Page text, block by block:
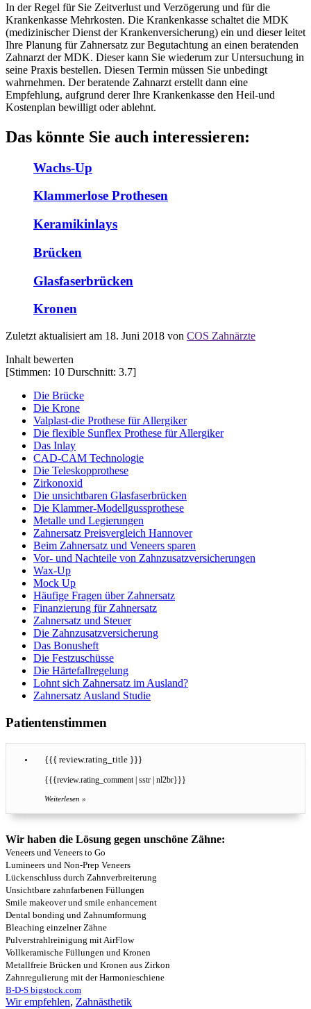
In der Regel für Sie Zeitverlust und Verzögerung und für die
Krankenkasse Mehrkosten. Die Krankenkasse schaltet die MDK
(medizinischer Dienst der Krankenversicherung) ein und dieser leitet
Ihre Planung für Zahnersatz zur Begutachtung an einen beratenden
Zahnarzt der MDK. Dieser kann Sie wiederum zur Untersuchung in
seine Praxis bestellen. Diesen Termin müssen Sie unbedingt
wahrnehmen. Der beratende Zahnarzt erstellt dann eine
Empfehlung, aufgrund derer Ihre Krankenkasse den Heil-und
Kostenplan bewilligt oder ablehnt.
Das könnte Sie auch interessieren:
Wachs-Up
Klammerlose Prothesen
Keramikinlays
Brücken
Glasfaserbrücken
Kronen
Zuletzt aktualisiert am 18. Juni 2018 von COS Zahnärzte
Inhalt bewerten
[Stimmen: 10 Durschnitt: 3.7]
Die Brücke
Die Krone
Valplast-die Prothese für Allergiker
Die flexible Sunflex Prothese für Allergiker
Das Inlay
CAD-CAM Technologie
Die Teleskopprothese
Zirkonoxid
Die unsichtbaren Glasfaserbrücken
Die Klammer-Modellgussprothese
Metalle und Legierungen
Zahnersatz Preisvergleich Hannover
Beim Zahnersatz und Veneers sparen
Vor- und Nachteile von Zahnzusatzversicherungen
Wax-Up
Mock Up
Häufige Fragen über Zahnersatz
Finanzierung für Zahnersatz
Zahnersatz und Steuer
Die Zahnzusatzversicherung
Das Bonusheft
Die Festzuschüsse
Die Härtefallregelung
Lohnt sich Zahnersatz im Ausland?
Zahnersatz Ausland Studie
Patientenstimmen
{{{ review.rating_title }}}
{{{review.rating_comment | sstr | nl2br}}}
Weiterlesen »
Wir haben die Lösung gegen unschöne Zähne:
Veneers und Veneers to Go
Lumineers und Non-Prep Veneers
Lückenschluss durch Zahnverbreiterung
Unsichtbare zahnfarbenen Füllungen
Smile makeover und smile enhancement
Dental bonding und Zahnumformung
Bleaching einzelner Zähne
Pulverstrahlreinigung mit AirFlow
Vollkeramische Füllungen und Kronen
Metallfreie Brücken und Kronen aus Zirkon
Zahnregulierung mit der Harmonieschiene
B-D-S bigstock.com
Wir empfehlen, Zahnästhetik